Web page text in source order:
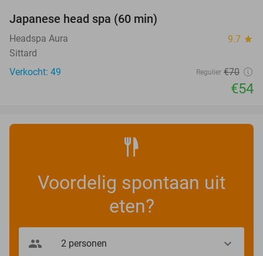
Japanese head spa (60 min)
Headspa Aura 9.7 star
Sittard
Verkocht: 49
Regulier €70
€54
Voordelig spontaan uit
eten?